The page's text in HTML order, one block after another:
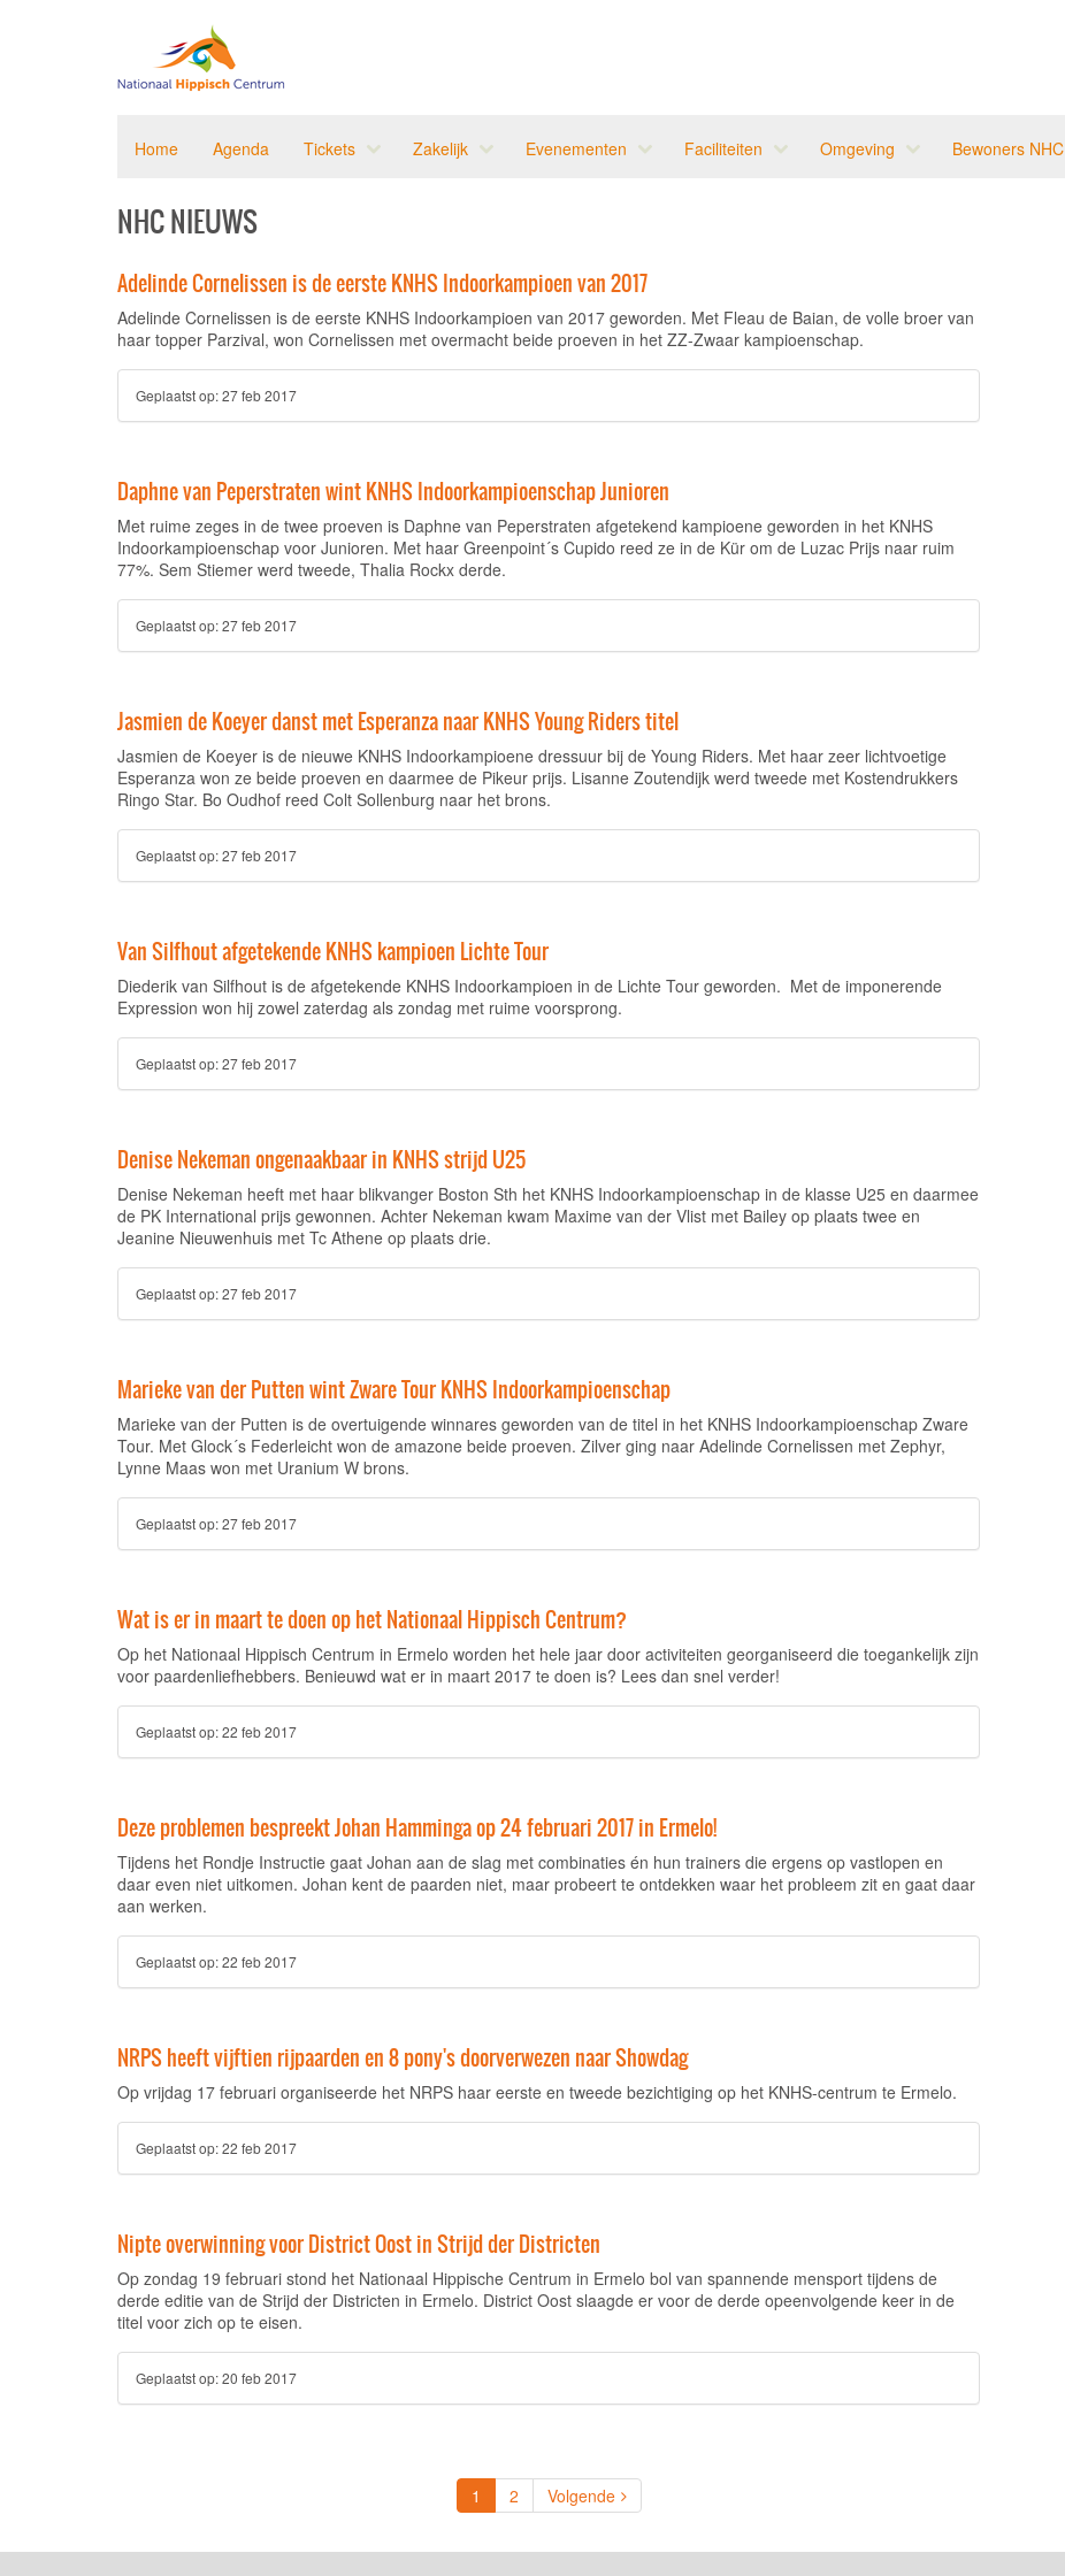
Home Agenda Tickets Zakelijk Evenementen Faciliteiten Omgeving Bewoners NHC
NHC NIEUWS
Adelinde Cornelissen is de eerste KNHS Indoorkampioen van 2017
Adelinde Cornelissen is de eerste KNHS Indoorkampioen van 2017 geworden. Met Fleau de Baian, de volle broer van
haar topper Parzival, won Cornelissen met overmacht beide proeven in het ZZ-Zwaar kampioenschap.
Geplaatst op:27 feb 2017
Daphne van Peperstraten wint KNHS Indoorkampioenschap Junioren
Met ruime zeges in de twee proeven is Daphne van Peperstraten afgetekend kampioene geworden in het KNHS
Indoorkampioenschap voor Junioren. Met haar Greenpoint´s Cupido reed ze in de Kür om de Luzac Prijs naar ruim
77%. Sem Stiemer werd tweede, Thalia Rockx derde.
Geplaatst op:27 feb 2017
Jasmien de Koeyer danst met Esperanza naar KNHS Young Riders titel
Jasmien de Koeyer is de nieuwe KNHS Indoorkampioene dressuur bij de Young Riders. Met haar zeer lichtvoetige
Esperanza won ze beide proeven en daarmee de Pikeur prijs. Lisanne Zoutendijk werd tweede met Kostendrukkers
Ringo Star. Bo Oudhof reed Colt Sollenburg naar het brons.
Geplaatst op:27 feb 2017
Van Silfhout afgetekende KNHS kampioen Lichte Tour
Diederik van Silfhout is de afgetekende KNHS Indoorkampioen in de Lichte Tour geworden. Met de imponerende
Expression won hij zowel zaterdag als zondag met ruime voorsprong.
Geplaatst op:27 feb 2017
Denise Nekeman ongenaakbaar in KNHS strijd U25
Denise Nekeman heeft met haar blikvanger Boston Sth het KNHS Indoorkampioenschap in de klasse U25 en daarmee
de PK International prijs gewonnen. Achter Nekeman kwam Maxime van der Vlist met Bailey op plaats twee en
Jeanine Nieuwenhuis met Tc Athene op plaats drie.
Geplaatst op:27 feb 2017
Marieke van der Putten wint Zware Tour KNHS Indoorkampioenschap
Marieke van der Putten is de overtuigende winnares geworden van de titel in het KNHS Indoorkampioenschap Zware
Tour. Met Glock´s Federleicht won de amazone beide proeven. Zilver ging naar Adelinde Cornelissen met Zephyr,
Lynne Maas won met Uranium W brons.
Geplaatst op:27 feb 2017
Wat is er in maart te doen op het Nationaal Hippisch Centrum?
Op het Nationaal Hippisch Centrum in Ermelo worden het hele jaar door activiteiten georganiseerd die toegankelijk zijn
voor paardenliefhebbers. Benieuwd wat er in maart 2017 te doen is? Lees dan snel verder!
Geplaatst op:22 feb 2017
Deze problemen bespreekt Johan Hamminga op 24 februari 2017 in Ermelo!
Tijdens het Rondje Instructie gaat Johan aan de slag met combinaties én hun trainers die ergens op vastlopen en
daar even niet uitkomen. Johan kent de paarden niet, maar probeert te ontdekken waar het probleem zit en gaat daar
aan werken.
Geplaatst op:22 feb 2017
NRPS heeft vijftien rijpaarden en 8 pony's doorverwezen naar Showdag
Op vrijdag 17 februari organiseerde het NRPS haar eerste en tweede bezichtiging op het KNHS-centrum te Ermelo.
Geplaatst op:22 feb 2017
Nipte overwinning voor District Oost in Strijd der Districten
Op zondag 19 februari stond het Nationaal Hippische Centrum in Ermelo bol van spannende mensport tijdens de
derde editie van de Strijd der Districten in Ermelo. District Oost slaagde er voor de derde opeenvolgende keer in de
titel voor zich op te eisen.
Geplaatst op:20 feb 2017
1 (current)
2 Volgende